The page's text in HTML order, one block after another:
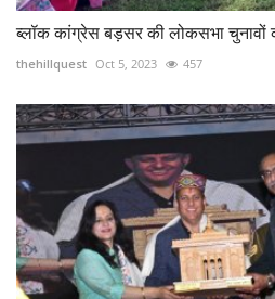
ब्लॉक कांग्रेस बड़सर की लोकसभा चुनावों
thehillquest Oct 5, 2023 457